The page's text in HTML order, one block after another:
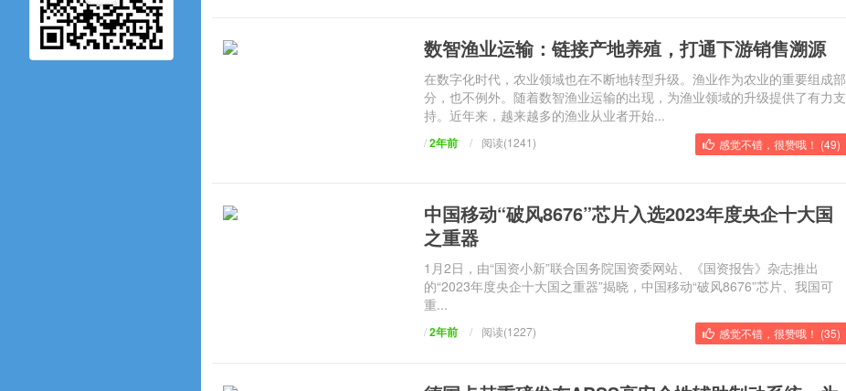
数智渔业运输：链接产地养殖，打通下游销售溯源
在数字化时代，农业领域也在不断地转型升级。渔业作为农业的重要组成部
分，也不例外。随着数智渔业运输的出现，为渔业领域的升级提供了有力支
持。近年来，越来越多的渔业从业者开始...
/2年前 / 感觉不错，很赞哦！ (49)
阅读(1241)
中国移动“破风8676”芯片入选2023年度央企十大国
之重器
1月2日，由“国资小新”联合国务院国资委网站、《国资报告》杂志推出
的“2023年度央企十大国之重器”揭晓，中国移动“破风8676”芯片、我国可
重...
/2年前 / 感觉不错，很赞哦！ (35)
阅读(1227)